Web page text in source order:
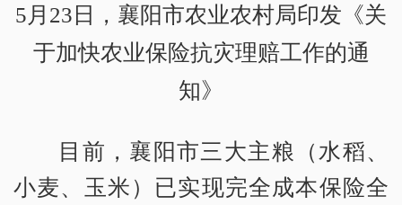
5月23日，襄阳市农业农村局印发《关
于加快农业保险抗灾理赔工作的通
知》
目前，襄阳市三大主粮（水稻、
小麦、玉米）已实现完全成本保险全